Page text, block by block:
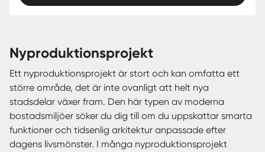
nyproduktionsprojekt
Ett nyproduktionsprojekt är stort och kan omfatta ett
större område, det är inte ovanligt att helt nya
stadsdelar växer fram. Den här typen av moderna
bostadsmiljöer söker du dig till om du uppskattar smarta
funktioner och tidsenlig arkitektur anpassade efter
dagens livsmönster. I många nyproduktionsprojekt